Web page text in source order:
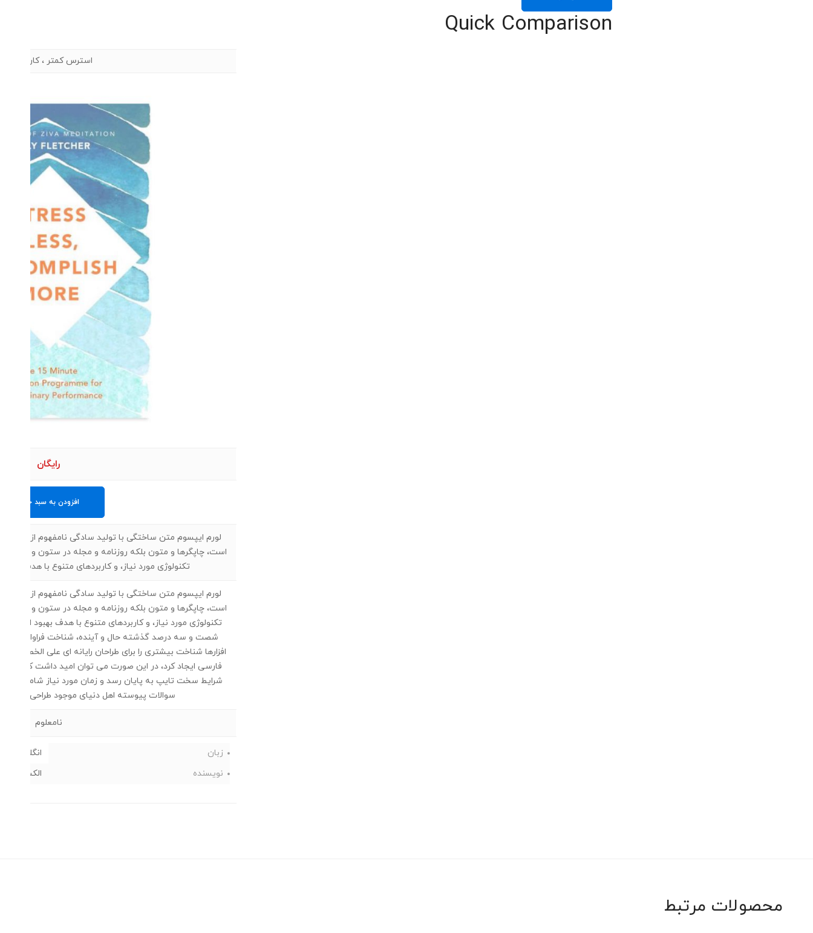
Quick Comparison
استرس کمتر ، کار بیشتر
رایگان
افزودن به سبد خرید
لورم ایپسوم متن ساختگی با تولید سادگی نامفهوم از صنعت
است، چاپگرها و متون بلکه روزنامه و مجله در ستون و
تکنولوژی مورد نیاز، و کاربردهای متنوع با هدف
لورم ایپسوم متن ساختگی با تولید سادگی نامفهوم از صنعت
است، چاپگرها و متون بلکه روزنامه و مجله در ستون و
تکنولوژی مورد نیاز، و کاربردهای متنوع با هدف بهبود
شصت و سه درصد گذشته حال و آینده، شناخت فراوان جامعه
افزارها شناخت بیشتری را برای طراحان رایانه ای علی الخصوص
فارسی ایجاد کرد، در این صورت می توان امید داشت که تمام و
شرایط سخت تایپ به پایان رسد و زمان مورد نیاز شامل
سوالات پیوسته اهل دنیای موجود طراحی اساسا
نامعلوم
زبان
انگلیسی
نویسنده
الكساندر
محصولات مرتبط